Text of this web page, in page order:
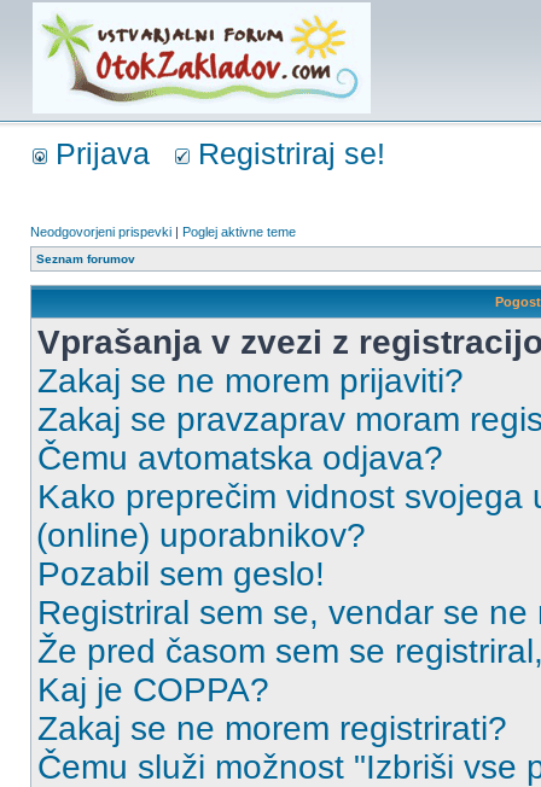
Prijava Registriraj se!
Neodgovorjeni prispevki | Poglej aktivne teme
Seznam forumov
Vprašanja v zvezi z
Zakaj se ne morem prijaviti?
Zakaj se pravzaprav moram
Čemu avtomatska odjava?
Kako preprečim vidnost
(online) uporabnikov?
Pozabil sem geslo!
Registriral sem se, vendar se ne
Že pred časom sem se
Kaj je COPPA?
Zakaj se ne morem registrirati?
Čemu služi možnost "Izbriši vse